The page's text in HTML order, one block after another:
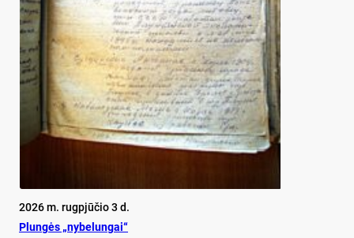
2026 m. rugpjūčio 3 d.
Plun­gės „ny­be­lun­gai“